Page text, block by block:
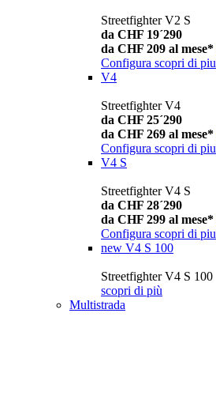
Streetfighter V2 S
da CHF 19´290
da CHF 209 al mese*
Configura scopri di piu
V4
Streetfighter V4
da CHF 25´290
da CHF 269 al mese*
Configura scopri di piu
V4 S
Streetfighter V4 S
da CHF 28´290
da CHF 299 al mese*
Configura scopri di piu
new V4 S 100
Streetfighter V4 S 100
scopri di più
Multistrada